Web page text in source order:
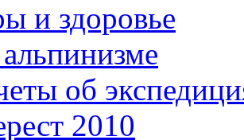
и здоровье
об
2010